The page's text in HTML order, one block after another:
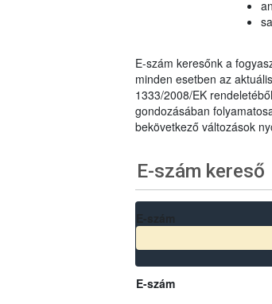
E-szám keresőnk a
minden esetben az
1333/2008/EK
gondozásában
bekövetkező változások
E-szám kereső
E-szám